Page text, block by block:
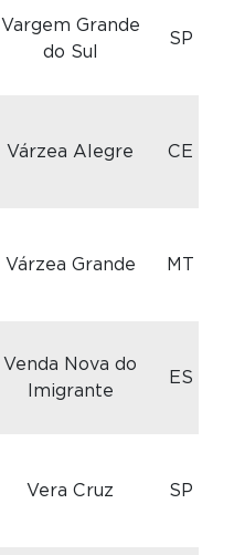
Vargem Grande
do Sul
SP
Várzea Alegre CE
Várzea Grande MT
Venda Nova do
Imigrante
ES
Vera Cruz SP